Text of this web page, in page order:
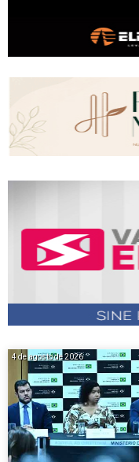
4 de agosto de 2026